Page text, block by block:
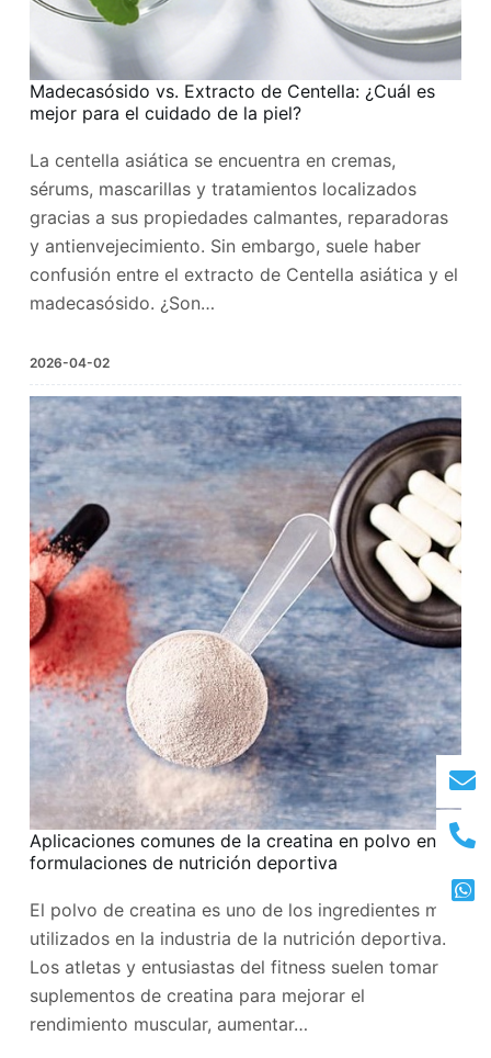
Madecasósido vs. Extracto de Centella: ¿Cuál es
mejor para el cuidado de la piel?
La centella asiática se encuentra en cremas,
sérums, mascarillas y tratamientos localizados
gracias a sus propiedades calmantes, reparadoras
y antienvejecimiento. Sin embargo, suele haber
confusión entre el extracto de Centella asiática y el
madecasósido. ¿Son…
2026-04-02
Aplicaciones comunes de la creatina en polvo en
formulaciones de nutrición deportiva
El polvo de creatina es uno de los ingredientes más
utilizados en la industria de la nutrición deportiva.
Los atletas y entusiastas del fitness suelen tomar
suplementos de creatina para mejorar el
rendimiento muscular, aumentar…